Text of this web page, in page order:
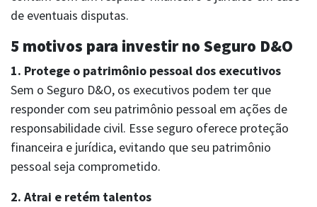
SAC | RCPM
rcpm@charlestaylor.com
Atendimento 24h: 0800 580 2852
Whatsapp: (11) 94527-3275
de eventuais disputas.
5 motivos para investir no Seguro D&O
1. Protege o patrimônio pessoal dos executivos
Sem o Seguro D&O, os executivos podem ter que
responder com seu patrimônio pessoal em ações de
responsabilidade civil. Esse seguro oferece proteção
financeira e jurídica, evitando que seu patrimônio
pessoal seja comprometido.
2. Atrai e retém talentos